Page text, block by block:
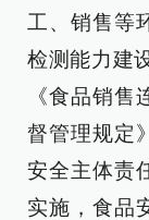
工、销售等
检测能力建
《食品销
督管理规定
安全主体责
实施，食品